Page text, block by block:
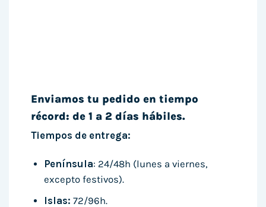
Enviamos tu pedido en tiempo
récord: de 1 a 2 días hábiles.
Tiempos de entrega:
Península: 24/48h (lunes a viernes,
excepto festivos).
Islas: 72/96h.